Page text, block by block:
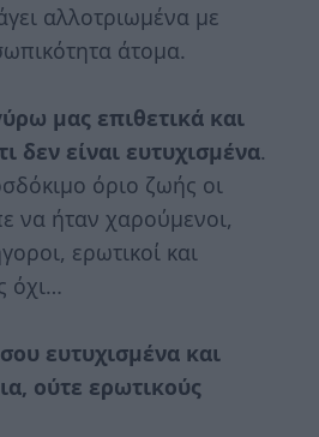
αλλοτριωμένα με
άτομα.
μας επιθετικά και
δεν είναι ευτυχισμένα.
όριο ζωής οι
να ήταν χαρούμενοι,
ερωτικοί και
όχι…
ευτυχισμένα και
ούτε ερωτικούς